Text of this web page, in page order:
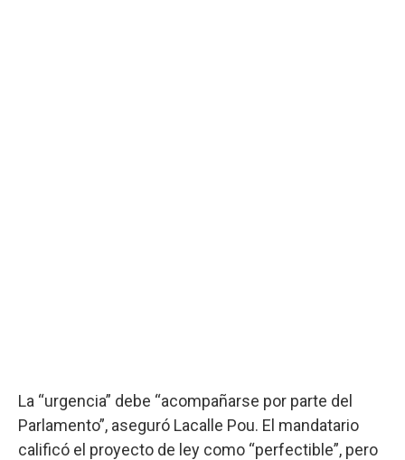
La “urgencia” debe “acompañarse por parte del
Parlamento”, aseguró Lacalle Pou. El mandatario
calificó el proyecto de ley como “perfectible”, pero